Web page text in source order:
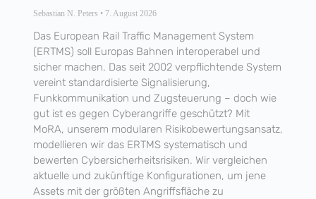
Sebastian N. Peters 7. August 2026
Das European Rail Traffic Management System
(ERTMS) soll Europas Bahnen interoperabel und
sicher machen. Das seit 2002 verpflichtende System
vereint standardisierte Signalisierung,
Funkkommunikation und Zugsteuerung – doch wie
gut ist es gegen Cyberangriffe geschützt? Mit
MoRA, unserem modularen Risikobewertungsansatz,
modellieren wir das ERTMS systematisch und
bewerten Cybersicherheitsrisiken. Wir vergleichen
aktuelle und zukünftige Konfigurationen, um jene
Assets mit der größten Angriffsfläche zu